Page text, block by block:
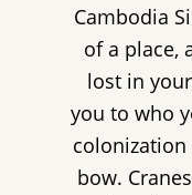
Cambodia
of a place,
lost in
you to who
bow.